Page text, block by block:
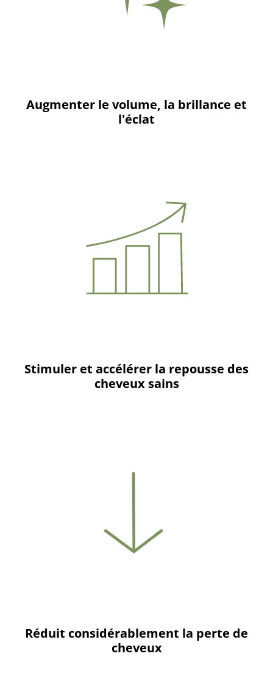
Augmenter le volume, la brillance et
l'éclat
Stimuler et accélérer la repousse des
cheveux sains
Réduit considérablement la perte de
cheveux